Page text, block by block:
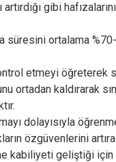
gibi
süresini ortalama
etmeyi öğreterek
ortadan kaldırarak
dolayısıyla
özgüvenlerini
kabiliyeti geliştiği için